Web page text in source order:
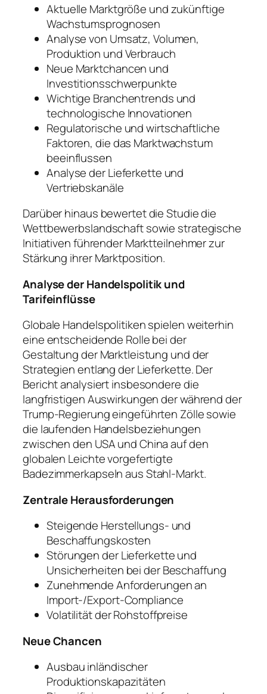
Aktuelle Marktgröße und zukünftige
Wachstumsprognosen
Analyse von Umsatz, Volumen,
Produktion und Verbrauch
Neue Marktchancen und
Investitionsschwerpunkte
Wichtige Branchentrends und
technologische Innovationen
Regulatorische und wirtschaftliche
Faktoren, die das Marktwachstum
beeinflussen
Analyse der Lieferkette und
Vertriebskanäle
Darüber hinaus bewertet die Studie die
Wettbewerbslandschaft sowie strategische
Initiativen führender Marktteilnehmer zur
Stärkung ihrer Marktposition.
Analyse der Handelspolitik und
Tarifeinflüsse
Globale Handelspolitiken spielen weiterhin
eine entscheidende Rolle bei der
Gestaltung der Marktleistung und der
Strategien entlang der Lieferkette. Der
Bericht analysiert insbesondere die
langfristigen Auswirkungen der während der
Trump-Regierung eingeführten Zölle sowie
die laufenden Handelsbeziehungen
zwischen den USA und China auf den
globalen Leichte vorgefertigte
Badezimmerkapseln aus Stahl-Markt.
Zentrale Herausforderungen
Steigende Herstellungs- und
Beschaffungskosten
Störungen der Lieferkette und
Unsicherheiten bei der Beschaffung
Zunehmende Anforderungen an
Import-/Export-Compliance
Volatilität der Rohstoffpreise
Neue Chancen
Ausbau inländischer
Produktionskapazitäten